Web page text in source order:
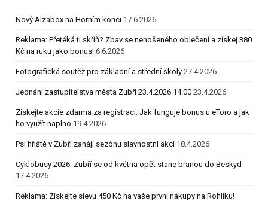
Nový Alzabox na Horním konci 17.6.2026
Reklama: Přetéká ti skříň? Zbav se nenošeného oblečení a získej 380
Kč na ruku jako bonus! 6.6.2026
Fotografická soutěž pro základní a střední školy 27.4.2026
Jednání zastupitelstva města Zubří 23.4.2026 14:00 23.4.2026
Získejte akcie zdarma za registraci: Jak funguje bonus u eToro a jak
ho využít naplno 19.4.2026
Psí hřiště v Zubří zahájí sezónu slavnostní akcí 18.4.2026
Cyklobusy 2026: Zubří se od května opět stane branou do Beskyd
17.4.2026
Reklama: Získejte slevu 450 Kč na vaše první nákupy na Rohlíku!